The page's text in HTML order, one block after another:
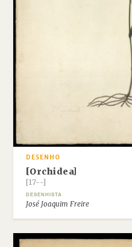
DESENHO
[Orchidea]
[17--]
DESENHISTA
José Joaquim Freire